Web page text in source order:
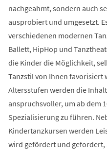
nachgeahmt, sondern auch
ausprobiert und umgesetzt.
verschiedenen modernen
Ballett, HipHop und
die Kinder die Möglichkeit,
Tanzstil von Ihnen favorisiert
Altersstufen werden die
anspruchsvoller, um ab dem
Spezialisierung zu führen.
Kindertanzkursen werden
wird gefördert und